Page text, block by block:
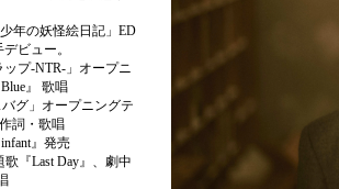
年の妖怪絵日記」ED
ビュー。
プ-NTR-」オープニ
』 歌唱
グ」オープニングテ
詞・歌唱
』発売
『Last Day』、劇中